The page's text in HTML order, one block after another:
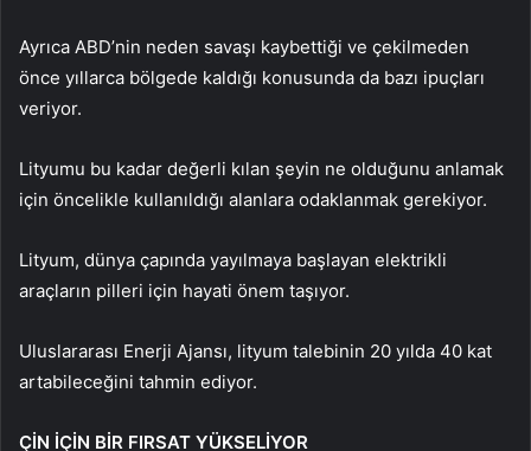
Ayrıca ABD’nin neden savaşı kaybettiği ve çekilmeden
önce yıllarca bölgede kaldığı konusunda da bazı ipuçları
veriyor.
Lityumu bu kadar değerli kılan şeyin ne olduğunu anlamak
için öncelikle kullanıldığı alanlara odaklanmak gerekiyor.
Lityum, dünya çapında yayılmaya başlayan elektrikli
araçların pilleri için hayati önem taşıyor.
Uluslararası Enerji Ajansı, lityum talebinin 20 yılda 40 kat
artabileceğini tahmin ediyor.
ÇİN İÇİN BİR FIRSAT YÜKSELİYOR